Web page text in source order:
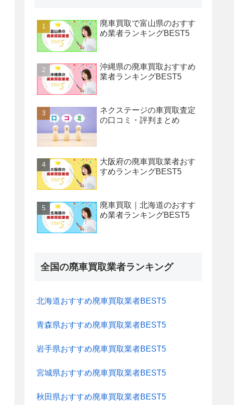
廃車買取で富山県のおすす
め業者ランキングBEST5
沖縄県の廃車買取おすすめ
業者ランキングBEST5
ネクステージの車買取査定
の口コミ・評判まとめ
大阪府の廃車買取業者おす
すめランキングBEST5
廃車買取｜北海道のおすす
め業者ランキングBEST5
全国の廃車買取業者ランキング
北海道おすすめ廃車買取業者BEST5
青森県おすすめ廃車買取業者BEST5
岩手県おすすめ廃車買取業者BEST5
宮城県おすすめ廃車買取業者BEST5
秋田県おすすめ廃車買取業者BEST5